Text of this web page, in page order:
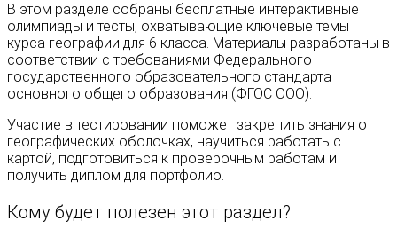
В этом разделе собраны бесплатные интерактивные
олимпиады и тесты, охватывающие ключевые темы
курса географии для 6 класса. Материалы разработаны в
соответствии с требованиями Федерального
государственного образовательного стандарта
основного общего образования (ФГОС ООО).
Участие в тестировании поможет закрепить знания о
географических оболочках, научиться работать с
картой, подготовиться к проверочным работам и
получить диплом для портфолио.
Кому будет полезен этот раздел?